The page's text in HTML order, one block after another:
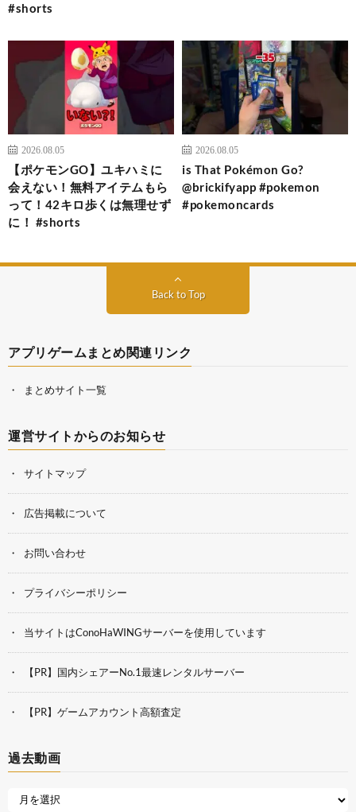
#shorts
2026.08.05
【ポケモンGO】ユキハミに
会えない！無料アイテムもら
って！42キロ歩くは無理せず
に！ #shorts
2026.08.05
is That Pokémon Go?
@brickifyapp #pokemon
#pokemoncards
Back to Top
アプリゲームまとめ関連リンク
まとめサイト一覧
運営サイトからのお知らせ
サイトマップ
広告掲載について
お問い合わせ
プライバシーポリシー
当サイトはConoHaWINGサーバーを使用しています
【PR】国内シェアーNo.1最速レンタルサーバー
【PR】ゲームアカウント高額査定
過去動画